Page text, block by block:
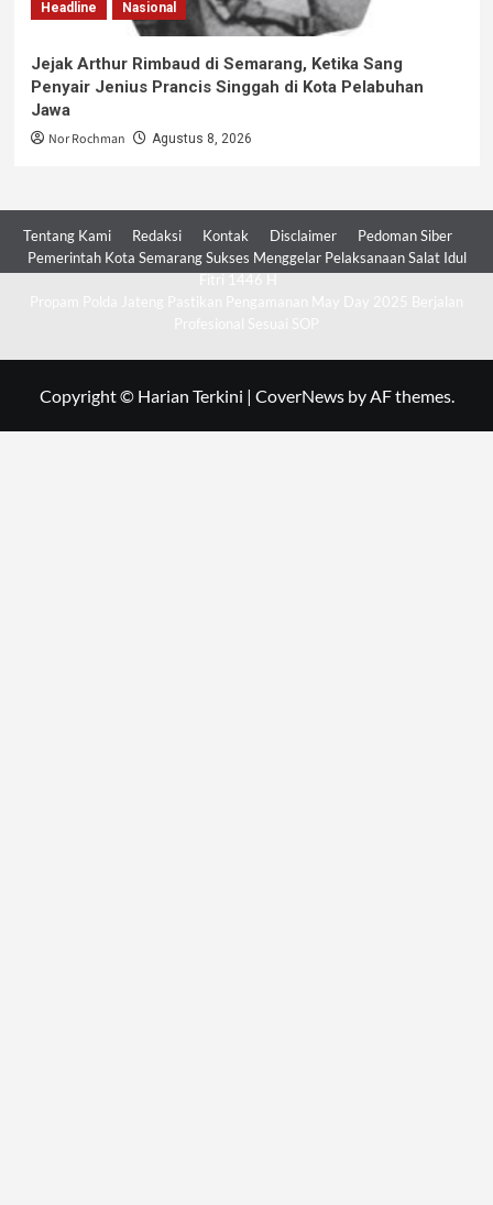
Headline Nasional
Jejak Arthur Rimbaud di Semarang, Ketika Sang
Penyair Jenius Prancis Singgah di Kota Pelabuhan
Jawa
Nor Rochman Agustus 8, 2026
Tentang Kami Redaksi Kontak Disclaimer
Pedoman Siber
Pemerintah Kota Semarang Sukses Menggelar Pelaksanaan Salat Idul
Copyright © Harian Terkini | CoverNewsby AF themes.